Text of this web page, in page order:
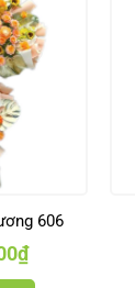
606
₫